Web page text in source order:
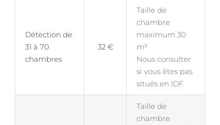
Détection de
31 à 70
chambres
32 €
Taille de
chambre
maximum 30
m²
Nous consulter
si vous êtes pas
situés en IDF.
Taille de
chambre